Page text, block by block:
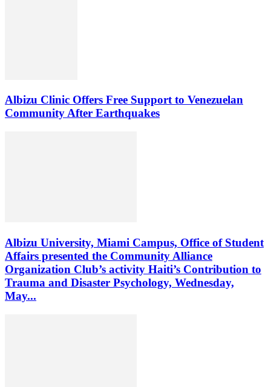
Albizu Clinic Offers Free Support to Venezuelan
Community After Earthquakes
Albizu University, Miami Campus, Office of Student
Affairs presented the Community Alliance
Organization Club’s activity Haiti’s Contribution to
Trauma and Disaster Psychology, Wednesday,
May...